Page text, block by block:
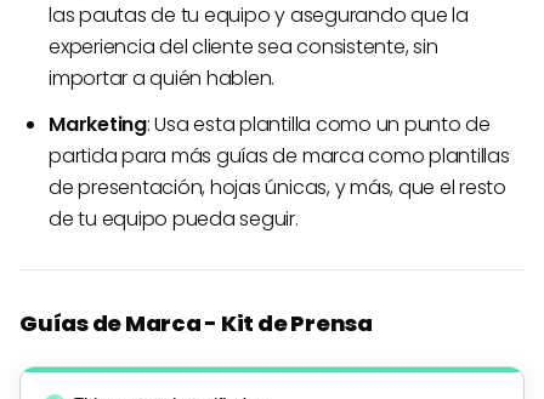
las pautas de tu equipo y asegurando que la
experiencia del cliente sea consistente, sin
importar a quién hablen.
Marketing: Usa esta plantilla como un punto de
partida para más guías de marca como plantillas
de presentación, hojas únicas, y más, que el resto
de tu equipo pueda seguir.
Guías de Marca - Kit de Prensa